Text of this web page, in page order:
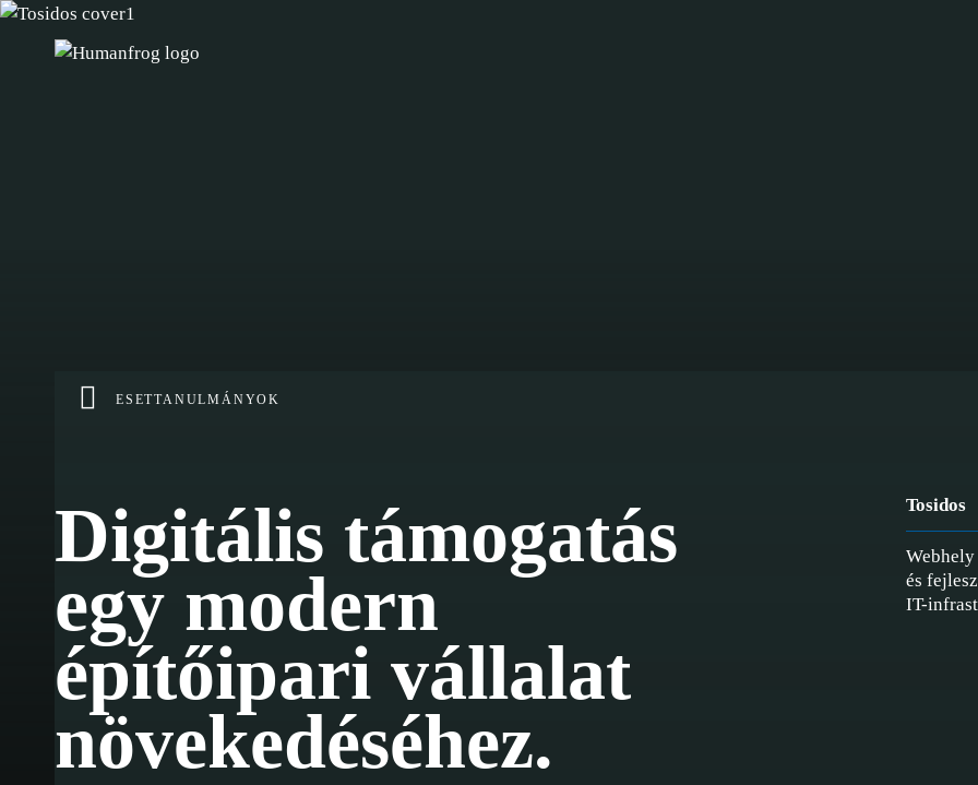
ESETTANULMÁNYOK
Digitális támogatás
egy modern
építőipari vállalat
növekedéséhez.
Tosidos
és
IT-